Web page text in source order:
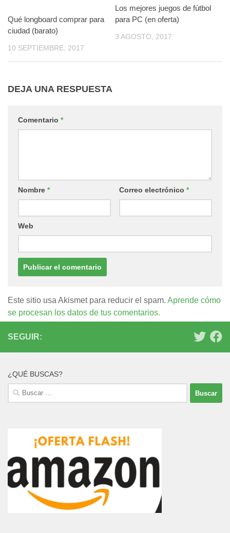
Qué longboard comprar para
ciudad (barato)
10 SEPTIEMBRE, 2017
Los mejores juegos de fútbol
para PC (en oferta)
3 AGOSTO, 2017
DEJA UNA RESPUESTA
Comentario *
Nombre * Correo electrónico *
Web
Este sitio usa Akismet para reducir el spam. Aprende cómo
se procesan los datos de tus comentarios.
SEGUIR:
¿QUÉ BUSCAS?
Buscar: